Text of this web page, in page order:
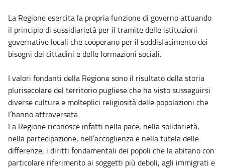
La Regione esercita la propria funzione di governo attuando
il principio di sussidiarietà per il tramite delle istituzioni
governative locali che cooperano per il soddisfacimento dei
bisogni dei cittadini e delle formazioni sociali.
I valori fondanti della Regione sono il risultato della storia
plurisecolare del territorio pugliese che ha visto susseguirsi
diverse culture e molteplici religiosità delle popolazioni che
l’hanno attraversata.
La Regione riconosce infatti nella pace, nella solidarietà,
nella partecipazione, nell’accoglienza e nella tutela delle
differenze, i diritti fondamentali dei popoli che la abitano con
particolare riferimento ai soggetti più deboli, agli immigrati e